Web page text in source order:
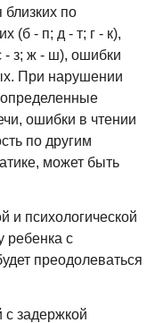
по
(б - п; д - т; г - к),
- з; ж - ш), ошибки
При нарушении
ошибки в чтении
по другим
может быть
и психологической
ребенка с
преодолеваться
с задержкой